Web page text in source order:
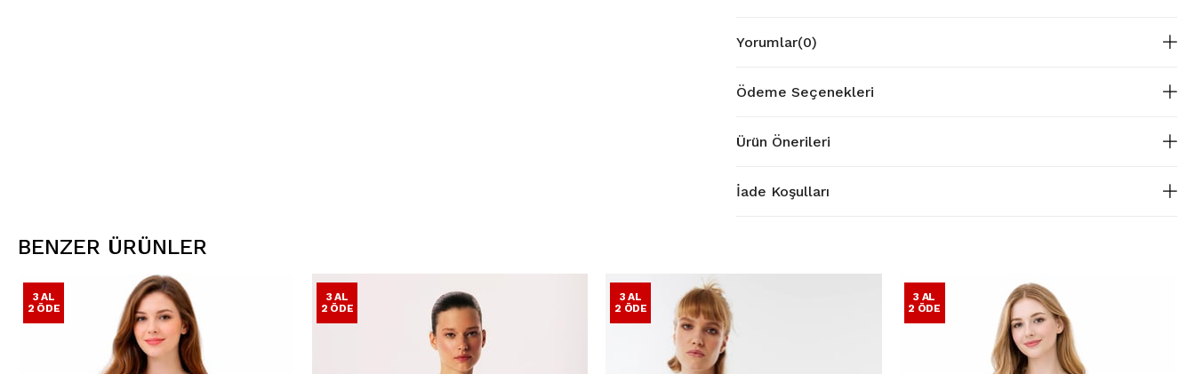
Yorumlar(0)
Ödeme Seçenekleri
Ürün Önerileri
İade Koşulları
BENZER ÜRÜNLER
3 AL
2 ÖDE
3 AL
2 ÖDE
3 AL
2 ÖDE
3 AL
2 ÖDE